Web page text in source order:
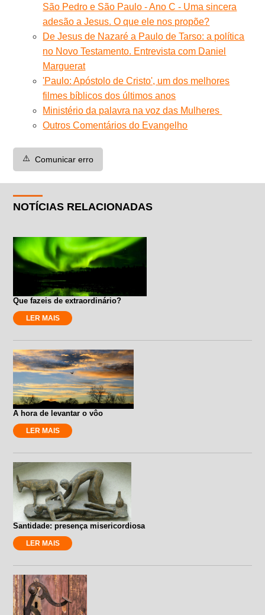
São Pedro e São Paulo - Ano C - Uma sincera
adesão a Jesus. O que ele nos propõe?
De Jesus de Nazaré a Paulo de Tarso: a política
no Novo Testamento. Entrevista com Daniel
Marguerat
'Paulo: Apóstolo de Cristo', um dos melhores
filmes bíblicos dos últimos anos
Ministério da palavra na voz das Mulheres
Outros Comentários do Evangelho
⚠️ Comunicar erro
NOTÍCIAS RELACIONADAS
Que fazeis de extraordinário?
LER MAIS
A hora de levantar o vôo
LER MAIS
Santidade: presença misericordiosa
LER MAIS